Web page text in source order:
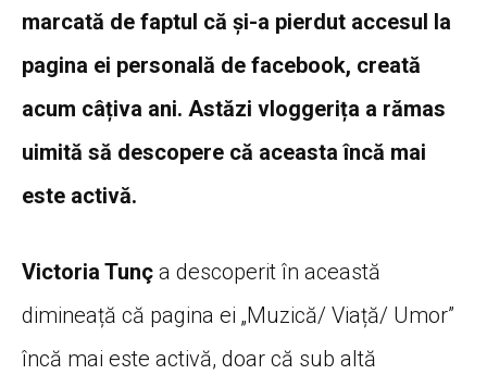
marcată de faptul că și-a pierdut accesul la
pagina ei personală de facebook, creată
acum câțiva ani. Astăzi vloggerița a rămas
uimită să descopere că aceasta încă mai
este activă.
Victoria Tunç a descoperit în această
dimineață că pagina ei „Muzică/ Viață/ Umor”
încă mai este activă, doar că sub altă